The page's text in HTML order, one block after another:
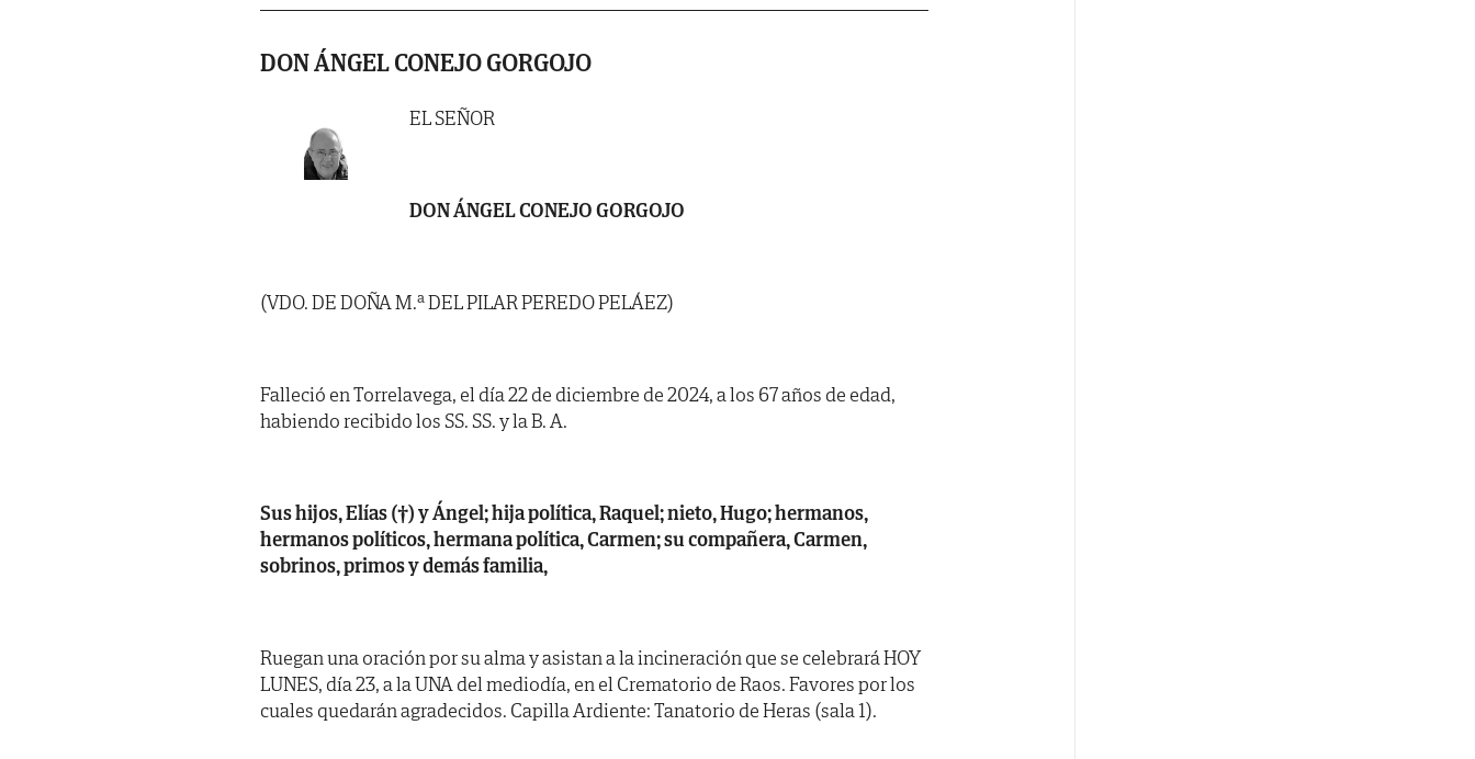
DON ÁNGEL CONEJO GORGOJO
EL SEÑOR
DON ÁNGEL CONEJO GORGOJO
(VDO. DE DOÑA M.ª DEL PILAR PEREDO PELÁEZ)
Falleció en Torrelavega, el día 22 de diciembre de 2024, a los 67 años de edad,
habiendo recibido los SS. SS. y la B. A.
Sus hijos, Elías (†) y Ángel; hija política, Raquel; nieto, Hugo; hermanos,
hermanos políticos, hermana política, Carmen; su compañera, Carmen,
sobrinos, primos y demás familia,
Ruegan una oración por su alma y asistan a la incineración que se celebrará HOY
LUNES, día 23, a la UNA del mediodía, en el Crematorio de Raos. Favores por los
cuales quedarán agradecidos. Capilla Ardiente: Tanatorio de Heras (sala 1).